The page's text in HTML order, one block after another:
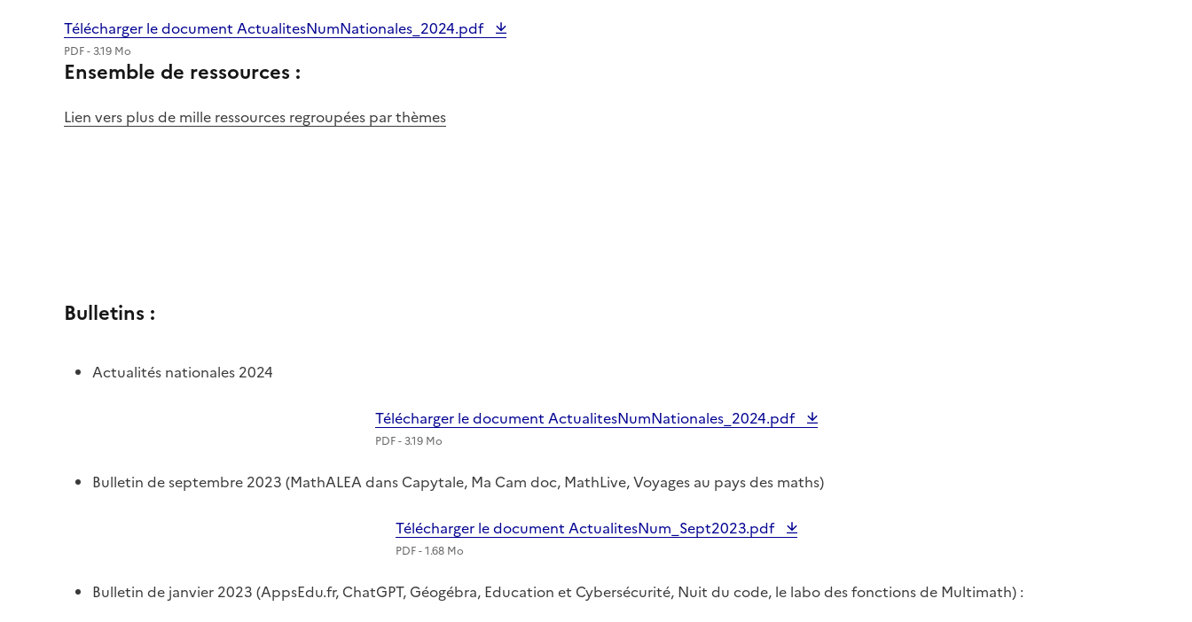
Télécharger le document ActualitesNumNationales_2024.pdf
PDF - 3.19 Mo
Ensemble de ressources :
Lien vers plus de mille ressources regroupées par thèmes
Bulletins :
Actualités nationales 2024
Télécharger le document ActualitesNumNationales_2024.pdf
PDF - 3.19 Mo
Bulletin de septembre 2023 (MathALEA dans Capytale, Ma Cam doc, MathLive, Voyages au pays des maths)
Télécharger le document ActualitesNum_Sept2023.pdf
PDF - 1.68 Mo
Bulletin de janvier 2023 (AppsEdu.fr, ChatGPT, Géogébra, Education et Cybersécurité, Nuit du code, le labo des fonctions de Multimath) :